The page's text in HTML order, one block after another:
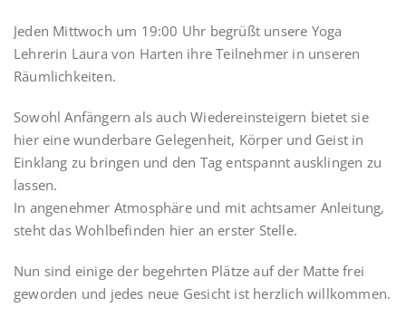
Jeden Mittwoch um 19:00 Uhr begrüßt unsere Yoga
Lehrerin Laura von Harten ihre Teilnehmer in unseren
Räumlichkeiten.
Sowohl Anfängern als auch Wiedereinsteigern bietet sie
hier eine wunderbare Gelegenheit, Körper und Geist in
Einklang zu bringen und den Tag entspannt ausklingen zu
lassen.
In angenehmer Atmosphäre und mit achtsamer Anleitung,
steht das Wohlbefinden hier an erster Stelle.
Nun sind einige der begehrten Plätze auf der Matte frei
geworden und jedes neue Gesicht ist herzlich willkommen.